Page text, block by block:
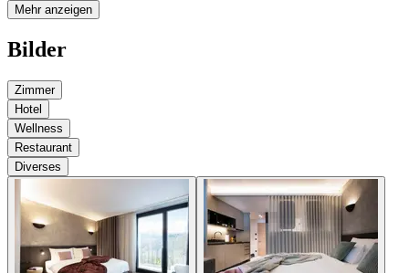
Mehr anzeigen
Bilder
Zimmer
Hotel
Wellness
Restaurant
Diverses